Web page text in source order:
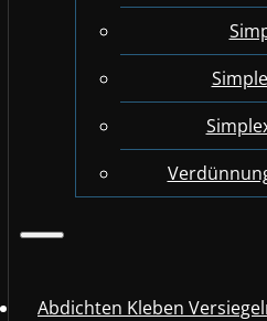
Abdichten Kleben